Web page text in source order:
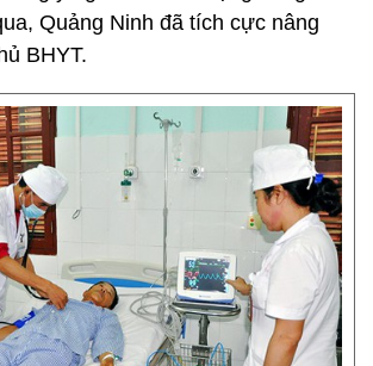
Quảng Ninh đã tích cực nâng
BHYT.